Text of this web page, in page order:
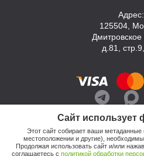
Сайт использует
Этот сайт собирает ваши
местоположении и другие),
Продолжая использовать сайт и/или
соглашаетесь с политикой обработки
Адрес:
125504,
Дмитровское
д.81,